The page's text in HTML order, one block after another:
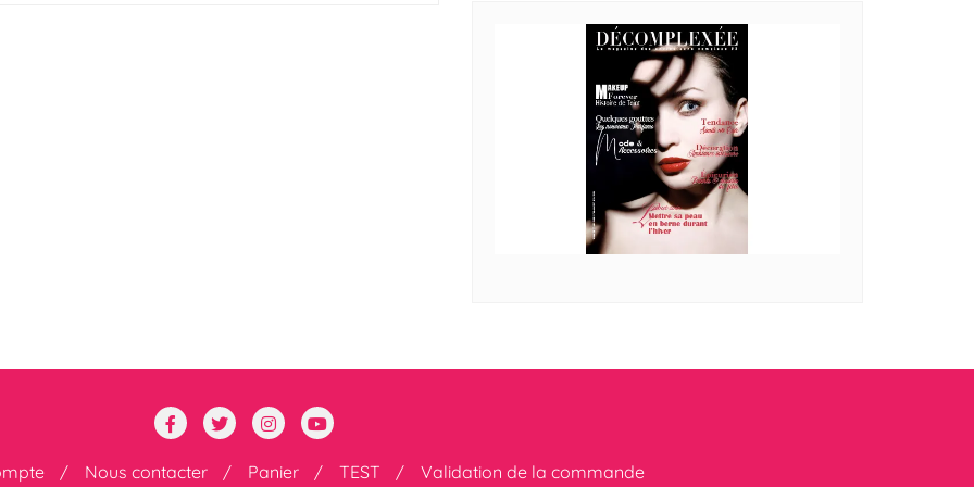
Nous contacter Panier TEST Validation de la commande